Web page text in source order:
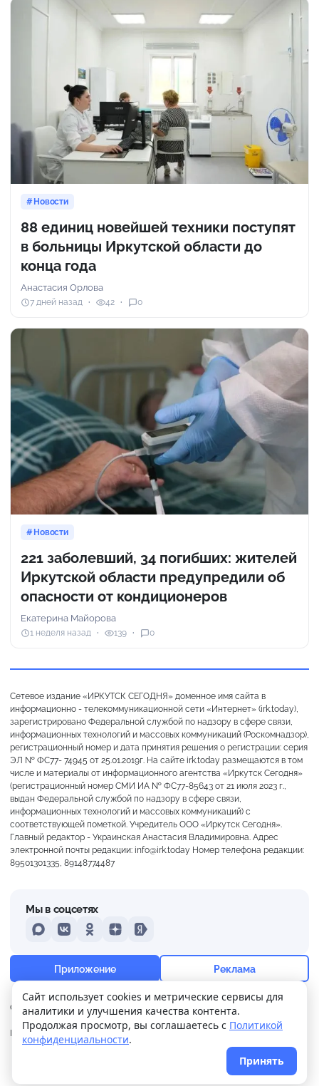
+27° Ощущается как +27
11 м/с 756 мм 60%
Новости
88 единиц новейшей техники поступят
в больницы Иркутской области до
конца года
Анастасия Орлова
7 дней назад 42 0
Новости
221 заболевший, 34 погибших: жителей
Иркутской области предупредили об
опасности от кондиционеров
Екатерина Майорова
1 неделя назад 139 0
Сетевое издание «ИРКУТСК СЕГОДНЯ» доменное имя сайта в
информационно - телекоммуникационной сети «Интернет» (irk.today),
зарегистрировано Федеральной службой по надзору в сфере связи,
информационных технологий и массовых коммуникаций (Роскомнадзор),
регистрационный номер и дата принятия решения о регистрации: серия
ЭЛ № ФС77- 74945 от 25.01.2019г. На сайте irk.today размещаются в том
числе и материалы от информационного агентства «Иркутск Сегодня»
(регистрационный номер СМИ ИА № ФС77-85643 от 21 июля 2023 г.,
выдан Федеральной службой по надзору в сфере связи,
информационных технологий и массовых коммуникаций) с
соответствующей пометкой. Учредитель ООО «Иркутск Сегодня».
Главный редактор - Украинская Анастасия Владимировна. Адрес
электронной почты редакции: info@irk.today Номер телефона редакции:
89501301335, 89148774487
О нас Контакты Прислать новость
Реклама
Политика
конфиденциальности
Мы в соцсетях
MAXVKontakteOdnoklassniki
DzenYandex
Приложение Реклама
. Поддержка сайтаWPSUPPORT
Сайт использует cookies и метрические сервисы для
аналитики и улучшения качества контента.
Продолжая просмотр, вы соглашаетесь с Политикой
конфиденциальности.
Принять